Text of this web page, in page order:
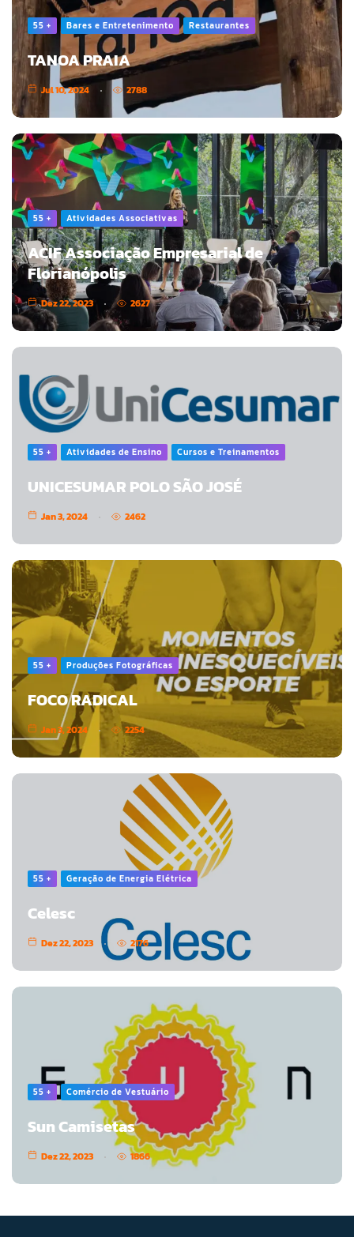
55 + Bares e Entretenimento Restaurantes
TANOA PRAIA
Jul 10, 2024 2788
55 + Atividades Associativas
ACIF Associação Empresarial de
Florianópolis
Dez 22, 2023 2627
55 + Atividades de Ensino Cursos e Treinamentos
UNICESUMAR POLO SÃO JOSÉ
Jan 3, 2024 2462
55 + Produções Fotográficas
FOCO RADICAL
Jan 3, 2024 2254
55 + Geração de Energia Elétrica
Celesc
Dez 22, 2023 2176
55 + Comércio de Vestuário
Sun Camisetas
Dez 22, 2023 1866